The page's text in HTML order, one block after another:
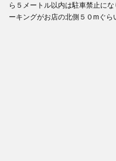
ら５メートル以内は駐車禁止に
ーキングがお店の北側５０mぐら